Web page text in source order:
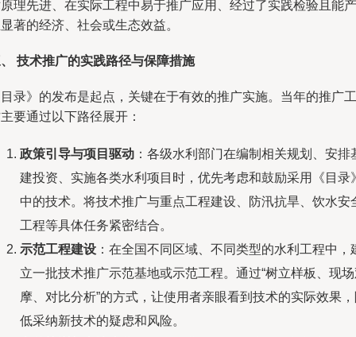
理先进、在实际工程中易于推广应用、经过了实践检验且能产
著的经济、社会或生态效益。
技术推广的实践路径与保障措施
录》的发布是起点，关键在于有效的推广实施。当年的推广工
要通过以下路径展开：
政策引导与项目驱动 ：各级水利部门在编制相关规划、安排
建投资、实施各类水利项目时，优先考虑和鼓励采用《目录
中的技术。将技术推广与重点工程建设、防汛抗旱、饮水安
工程等具体任务紧密结合。
示范工程建设 ：在全国不同区域、不同类型的水利工程中，
立一批技术推广示范基地或示范工程。通过“树立样板、现
摩、对比分析”的方式，让使用者亲眼看到技术的实际效果
低采纳新技术的疑虑和风险。